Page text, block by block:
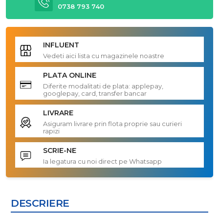
0738 793 740
INFLUENT
Vedeti aici lista cu magazinele noastre
PLATA ONLINE
Diferite modalitati de plata: applepay,
googlepay, card, transfer bancar
LIVRARE
Asiguram livrare prin flota proprie sau curieri
rapizi
SCRIE-NE
Ia legatura cu noi direct pe Whatsapp
DESCRIERE